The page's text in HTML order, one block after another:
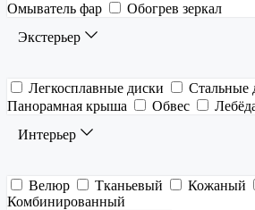
Омыватель фар
Обогрев зеркал
Экстерьер
Легкосплавные диски Стальные
Панорамная крыша
Обвес
Интерьер
Велюр Тканьевый Кожаный
Комбинированный